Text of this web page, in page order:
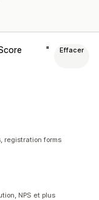
Effacer
registration forms
NPS et plus